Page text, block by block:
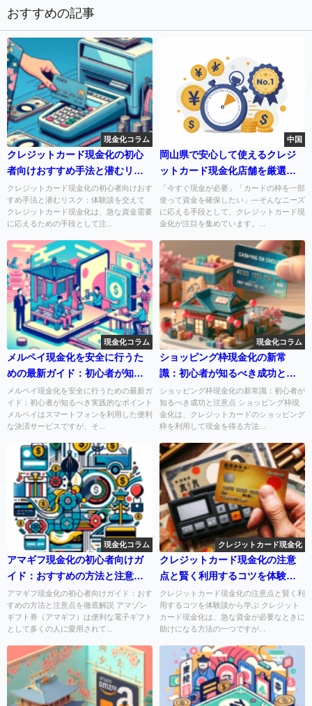
おすすめの記事
現金化コラム
クレジットカード現金化の初心
者向けおすすめ手法と潜むリス
ク：体験談を交えて
クレジットカード現金化の初心者向けおす
すめ手法と潜むリスク：体験談を交えて
クレジットカード現金化は、急な資金需要
に応えるための手段として注...
中国
岡山県で安心して使えるクレジ
ットカード現金化店舗を厳選紹
介
「今すぐ現金が必要」「カードの枠を一部
使って資金を確保したい」—そんなニーズ
に応える手段として、クレジットカード現
金化が注目を集めています。...
現金化コラム
メルペイ現金化を安全に行うた
めの最新ガイド：初心者が知る
べき実践的なポイント
メルペイ現金化を安全に行うための最新ガ
イド：初心者が知るべき実践的なポイント
メルペイはスマートフォンを利用した便利
な決済サービスですが、そ...
現金化コラム
ショッピング枠現金化の新常
識：初心者が知るべき成功と注
意点
ショッピング枠現金化の新常識：初心者が
知るべき成功と注意点 ショッピング枠現
金化は、クレジットカードのショッピング
枠を利用して現金を得る方法...
現金化コラム
アマギフ現金化の初心者向けガ
イド：おすすめの方法と注意点
を徹底解説
アマギフ現金化の初心者向けガイド：おす
すめの方法と注意点を徹底解説 アマゾン
ギフト券（アマギフ）は便利な電子ギフト
として多くの人に愛用されて...
クレジットカード現金化
クレジットカード現金化の注意
点と賢く利用するコツを体験談
から学ぶ
クレジットカード現金化の注意点と賢く利
用するコツを体験談から学ぶ クレジット
カード現金化は、急な資金が必要なときに
助けになる方法の一つですが...